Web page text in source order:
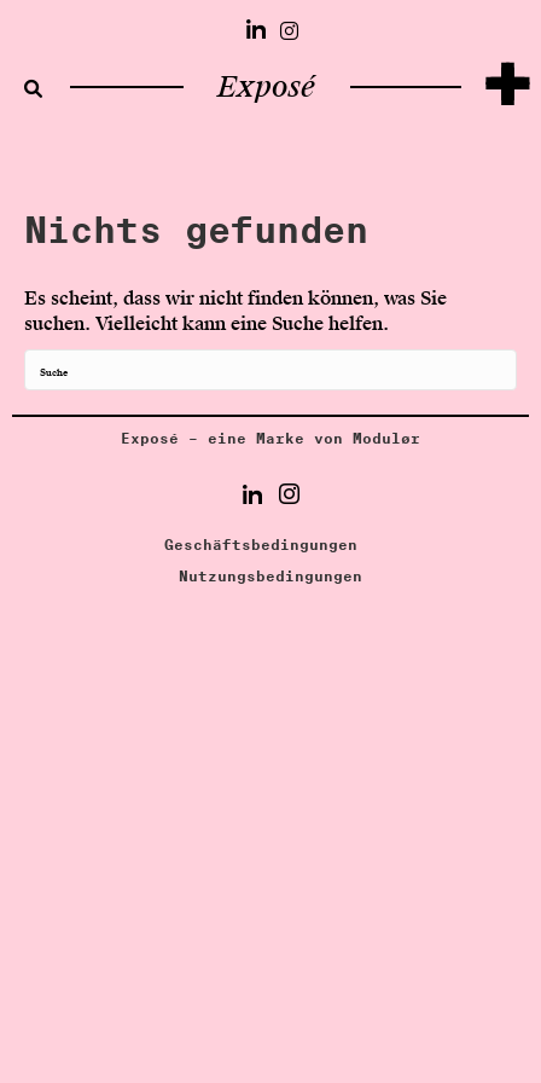
Exposé +
Nichts gefunden
Es scheint, dass wir nicht finden können, was Sie
suchen. Vielleicht kann eine Suche helfen.
Exposé – eine Marke von Modulør
Geschäftsbedingungen
Nutzungsbedingungen